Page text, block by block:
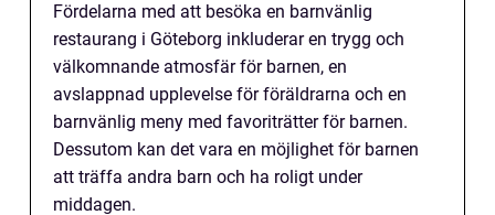
Fördelarna med att besöka en barnvänlig
restaurang i Göteborg inkluderar en trygg och
välkomnande atmosfär för barnen, en
avslappnad upplevelse för föräldrarna och en
barnvänlig meny med favoriträtter för barnen.
Dessutom kan det vara en möjlighet för barnen
att träffa andra barn och ha roligt under
middagen.